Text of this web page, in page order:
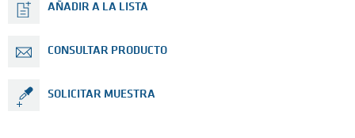
AÑADIR A LA LISTA
CONSULTAR PRODUCTO
SOLICITAR MUESTRA